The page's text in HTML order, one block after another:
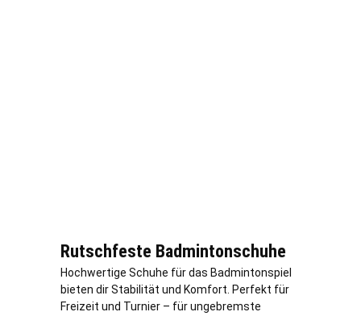
Rutschfeste Badmintonschuhe
Hochwertige Schuhe für das Badmintonspiel
bieten dir Stabilität und Komfort. Perfekt für
Freizeit und Turnier – für ungebremste